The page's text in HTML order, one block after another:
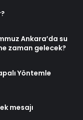
Ankara’da su
zaman gelecek?
Yöntemle
mesajı